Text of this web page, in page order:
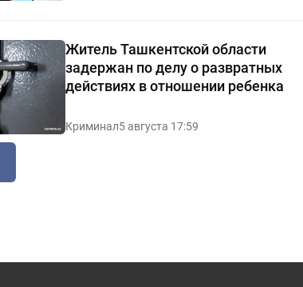
Житель Ташкентской области
задержан по делу о развратных
действиях в отношении ребенка
Криминал5 августа 17:59